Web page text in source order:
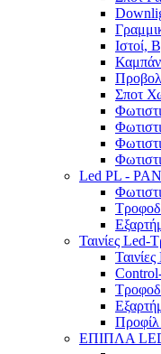
Ιστοί,
Σποτ
Led PL -
Ταινίες Led-
ΕΠΙΠΛΑ